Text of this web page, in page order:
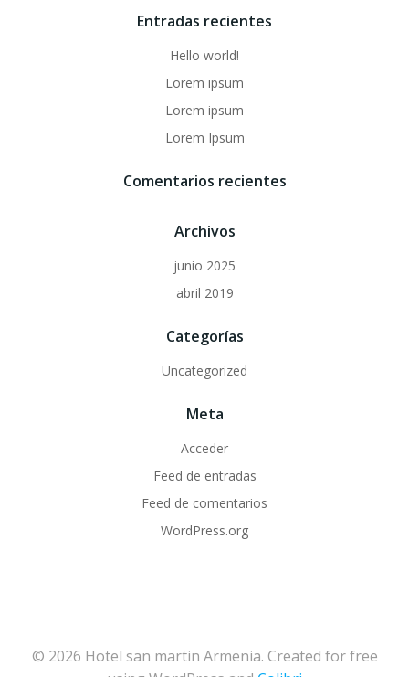
Entradas recientes
Hello world!
Lorem ipsum
Lorem ipsum
Lorem Ipsum
Comentarios recientes
Archivos
junio 2025
abril 2019
Categorías
Uncategorized
Meta
Acceder
Feed de entradas
Feed de comentarios
WordPress.org
© 2026 Hotel san martin Armenia. Created for free